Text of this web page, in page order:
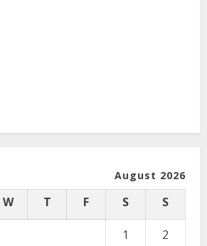
August 2026
W T F S S
1
2